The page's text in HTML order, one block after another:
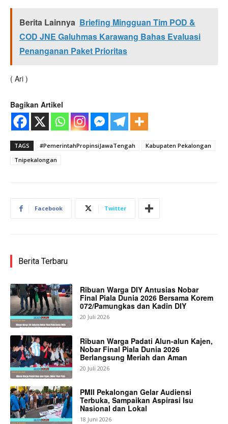
Berita Lainnya Briefing Mingguan Tim POD &
COD JNE Galuhmas Karawang Bahas Evaluasi
Penanganan Paket Prioritas
( Ari )
Bagikan Artikel
TAGS #PemerintahPropinsiJawaTengah
Kabupaten Pekalongan
Tnipekalongan
Facebook Twitter
Berita Terbaru
Ribuan Warga DIY Antusias Nobar
Final Piala Dunia 2026 Bersama Korem
072/Pamungkas dan Kadin DIY
20 Juli 2026
Ribuan Warga Padati Alun-alun Kajen,
Nobar Final Piala Dunia 2026
Berlangsung Meriah dan Aman
20 Juli 2026
PMII Pekalongan Gelar Audiensi
Terbuka, Sampaikan Aspirasi Isu
Nasional dan Lokal
18 Juni 2026